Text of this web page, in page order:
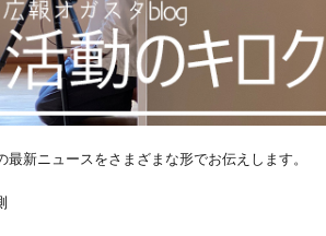
最新ニュースをさまざまな形でお伝えします。